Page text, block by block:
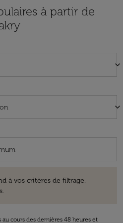
à partir de
keyboard_arrow_down
keyboard_arrow_down
à vos critères de filtrage.
cours des dernières 48 heures et